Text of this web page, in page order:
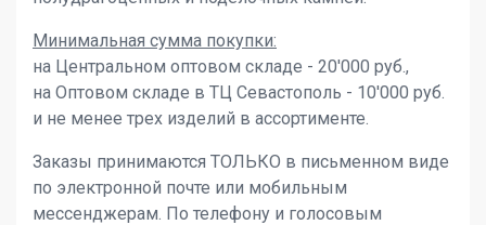
Минимальная сумма покупки:
на Центральном оптовом складе - 20'000 руб.,
на Оптовом складе в ТЦ Севастополь - 10'000 руб.
и не менее трех изделий в ассортименте.
Заказы принимаются ТОЛЬКО в письменном виде
по электронной почте или мобильным
мессенджерам. По телефону и голосовым